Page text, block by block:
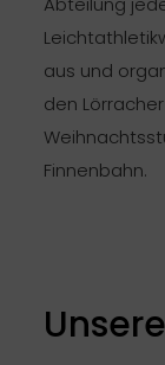
aus und
den
Finnenbahn.